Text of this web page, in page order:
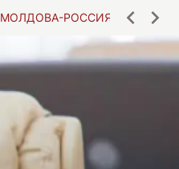
МОЛДОВА-РОССИЯ